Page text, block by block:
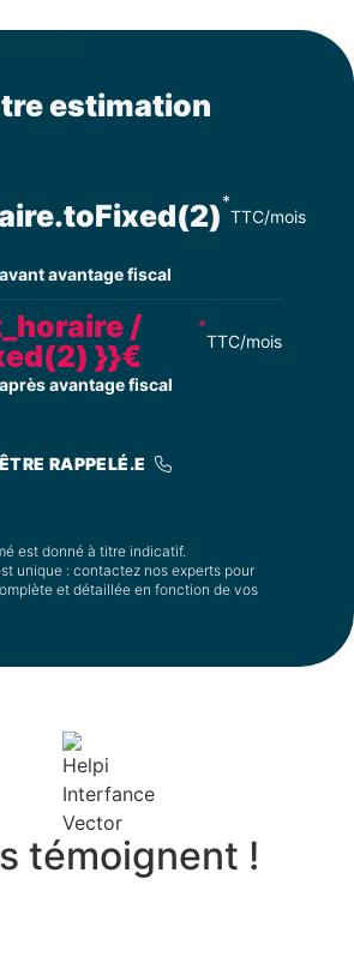
estimation
*
TTC/mois
avant avantage fiscal
/
}}€
*
TTC/mois
après avantage fiscal
ÊTRE RAPPELÉ.E
est donné à titre indicatif.
unique : contactez nos experts pour
et détaillée en fonction de vos
témoignent !